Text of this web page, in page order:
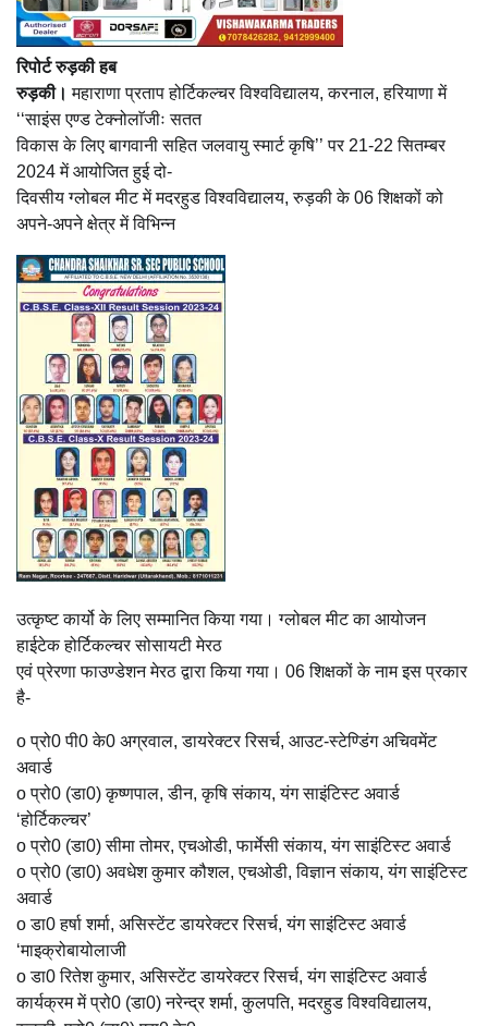
रिपोर्ट रुड़की हब
रुड़की।महाराणा प्रताप होर्टिकल्चर विश्वविद्यालय, करनाल, हरियाणा में
‘‘साइंस एण्ड टेक्नोलाॅजीः सतत
विकास के लिए बागवानी सहित जलवायु स्मार्ट कृषि’’ पर 21-22 सितम्बर
2024 में आयोजित हुई दो-
दिवसीय ग्लोबल मीट में मदरहुड विश्वविद्यालय, रुड़की के 06 शिक्षकों को
अपने-अपने क्षेत्र में विभिन्न
उत्कृष्ट कार्यो के लिए सम्मानित किया गया। ग्लोबल मीट का आयोजन
हाईटेक होर्टिकल्चर सोसायटी मेरठ
एवं प्रेरणा फाउण्डेशन मेरठ द्वारा किया गया। 06 शिक्षकों के नाम इस प्रकार
है-
o प्रो0 पी0 के0 अग्रवाल, डायरेक्टर रिसर्च, आउट-स्टेण्डिंग अचिवमेंट
अवार्ड
o प्रो0 (डा0) कृष्णपाल, डीन, कृषि संकाय, यंग साइंटिस्ट अवार्ड
‘होर्टिकल्चर’
o प्रो0 (डा0) सीमा तोमर, एचओडी, फार्मेसी संकाय, यंग साइंटिस्ट अवार्ड
o प्रो0 (डा0) अवधेश कुमार कौशल, एचओडी, विज्ञान संकाय, यंग साइंटिस्ट
अवार्ड
o डा0 हर्षा शर्मा, असिस्टेंट डायरेक्टर रिसर्च, यंग साइंटिस्ट अवार्ड
‘माइक्रोबायोलाजी
o डा0 रितेश कुमार, असिस्टेंट डायरेक्टर रिसर्च, यंग साइंटिस्ट अवार्ड
कार्यक्रम में प्रो0 (डा0) नरेन्द्र शर्मा, कुलपति, मदरहुड विश्वविद्यालय,